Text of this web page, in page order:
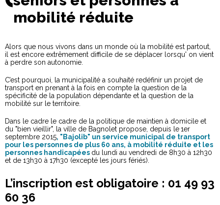
mobilité réduite
Alors que nous vivons dans un monde où la mobilité est partout,
il est encore extrêmement difficile de se déplacer lorsqu' on vient
à perdre son autonomie.
C’est pourquoi, la municipalité a souhaité redéfinir un projet de
transport en prenant à la fois en compte la question de la
spécificité de la population dépendante et la question de la
mobilité sur le territoire.
Dans le cadre le cadre de la politique de maintien à domicile et
du "bien vieillir", la ville de Bagnolet propose, depuis le1er
septembre 2015, "Bajolib" un service municipal de transport
pour les personnes de plus 60 ans, à mobilité réduite et les
personnes handicapées du lundi au vendredi de 8h30 à 12h30
et de 13h30 à 17h30 (excepté les jours fériés).
L’inscription est obligatoire : 01 49 93
60 36